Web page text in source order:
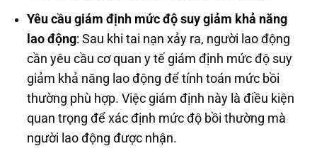
Yêu cầu giám định mức độ suy giảm khả năng
lao động: Sau khi tai nạn xảy ra, người lao động
cần yêu cầu cơ quan y tế giám định mức độ suy
giảm khả năng lao động để tính toán mức bồi
thường phù hợp. Việc giám định này là điều kiện
quan trọng để xác định mức độ bồi thường mà
người lao động được nhận.